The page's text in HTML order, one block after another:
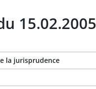
15.02.2005
la jurisprudence